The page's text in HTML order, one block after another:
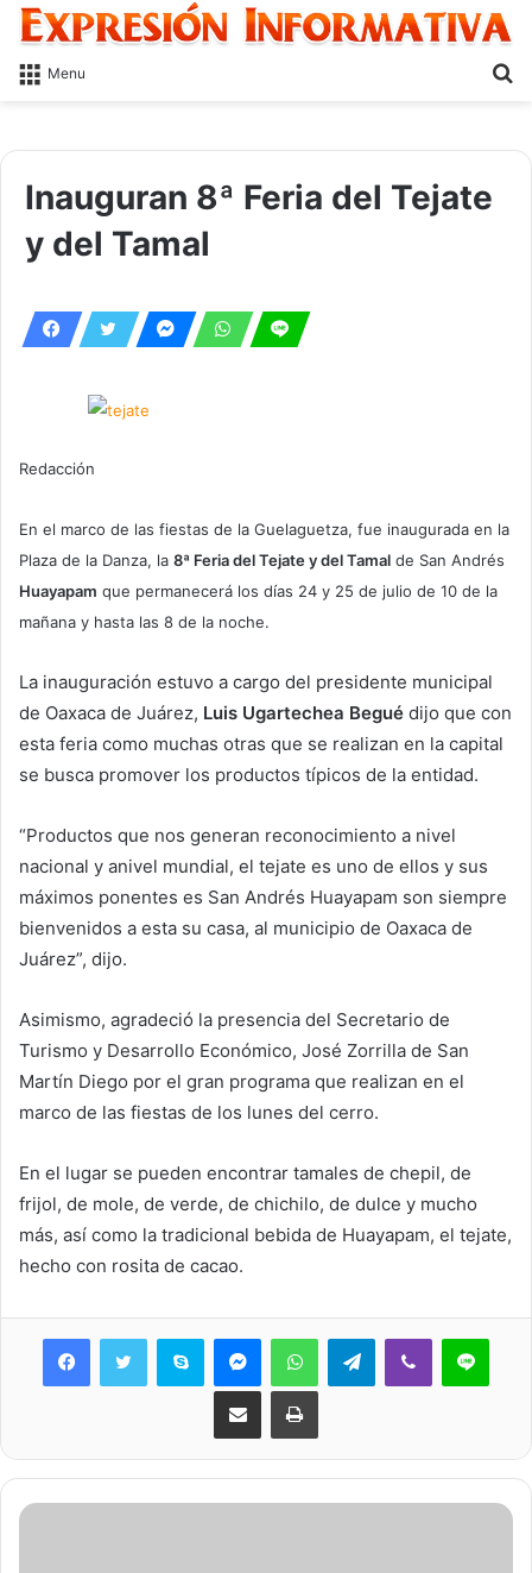
Menu
Inauguran 8ª Feria del Tejate
y del Tamal
Redacción
En el marco de las fiestas de la Guelaguetza, fue inaugurada en la
Plaza de la Danza, la 8ª Feria del Tejate y del Tamal de San Andrés
Huayapam que permanecerá los días 24 y 25 de julio de 10 de la
mañana y hasta las 8 de la noche.
La inauguración estuvo a cargo del presidente municipal
de Oaxaca de Juárez, Luis Ugartechea Begué dijo que con
esta feria como muchas otras que se realizan en la capital
se busca promover los productos típicos de la entidad.
“Productos que nos generan reconocimiento a nivel
nacional y anivel mundial, el tejate es uno de ellos y sus
máximos ponentes es San Andrés Huayapam son siempre
bienvenidos a esta su casa, al municipio de Oaxaca de
Juárez”, dijo.
Asimismo, agradeció la presencia del Secretario de
Turismo y Desarrollo Económico, José Zorrilla de San
Martín Diego por el gran programa que realizan en el
marco de las fiestas de los lunes del cerro.
En el lugar se pueden encontrar tamales de chepil, de
frijol, de mole, de verde, de chichilo, de dulce y mucho
más, así como la tradicional bebida de Huayapam, el tejate,
hecho con rosita de cacao.
Skype MessengerWhatsAppTelegramViber Line
Share via Email Print